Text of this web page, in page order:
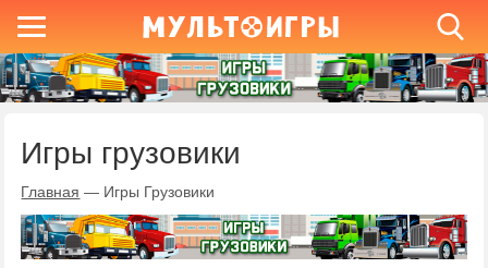
Игры грузовики
Главная — Игры Грузовики